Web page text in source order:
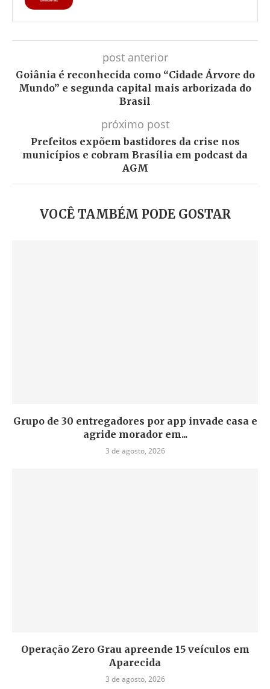
post anterior
Goiânia é reconhecida como “Cidade Árvore do
Mundo” e segunda capital mais arborizada do
Brasil
próximo post
Prefeitos expõem bastidores da crise nos
municípios e cobram Brasília em podcast da
AGM
VOCÊ TAMBÉM PODE GOSTAR
Grupo de 30 entregadores por app invade casa e
agride morador em...
3 de agosto, 2026
Operação Zero Grau apreende 15 veículos em
Aparecida
3 de agosto, 2026